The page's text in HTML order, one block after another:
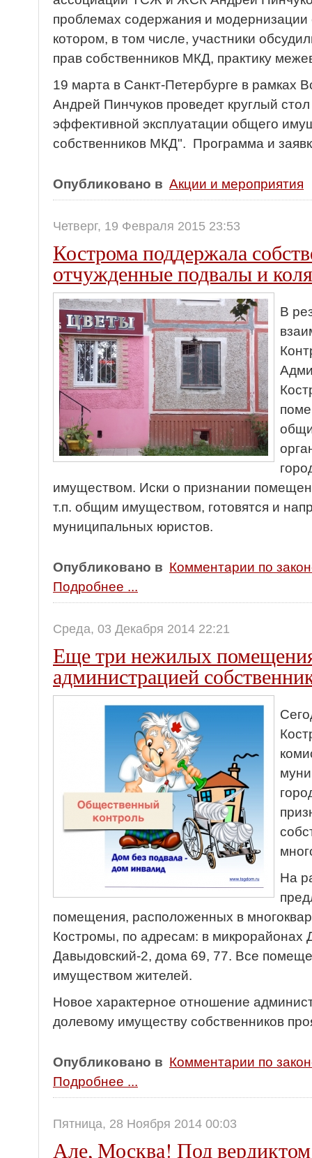
проблемах содержания и
котором, в том числе, участники
прав собственников МКД, практику
19 марта в Санкт-Петербурге в рамках
Андрей Пинчуков проведет круглый
эффективной эксплуатации общего
собственников МКД". Программа и
Опубликовано в Акции и мероприятия
Четверг, 19 Февраля 2015 23:53
Кострома поддержала
отчужденные подвалы и
В
имуществом. Иски о признании
т.п. общим имуществом, готовятся и
муниципальных юристов.
Опубликовано в Комментарии по
Подробнее ...
Среда, 03 Декабря 2014 22:21
Еще три нежилых
администрацией
На
помещения, расположенных в
Костромы, по адресам: в микрорайонах
Давыдовский-2, дома 69, 77. Все
имуществом жителей.
Новое характерное отношение
долевому имуществу собственников
Опубликовано в Комментарии по
Подробнее ...
Пятница, 28 Ноября 2014 00:03
Але, Москва! Под